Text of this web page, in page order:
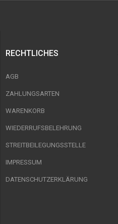
RECHTLICHES
AGB
ZAHLUNGSARTEN
WARENKORB
WIEDERRUFSBELEHRUNG
STREITBEILEGUNGSSTELLE
IMPRESSUM
DATENSCHUTZERKLÄRUNG